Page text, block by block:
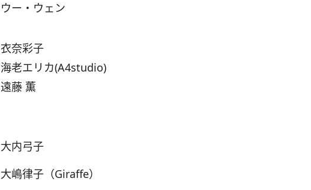
ウー・ウェン
衣奈彩子
海老エリカ(A4studio)
遠藤 薫
大内弓子
大嶋律子（Giraffe）